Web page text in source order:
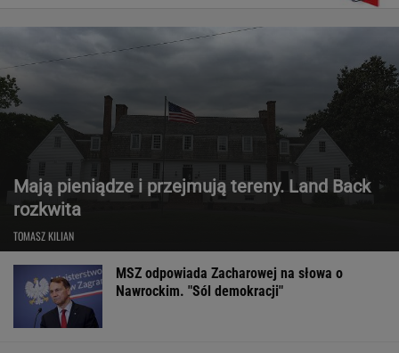
Mają pieniądze i przejmują tereny. Land Back
rozkwita
TOMASZ KILIAN
MSZ odpowiada Zacharowej na słowa o
Nawrockim. "Sól demokracji"